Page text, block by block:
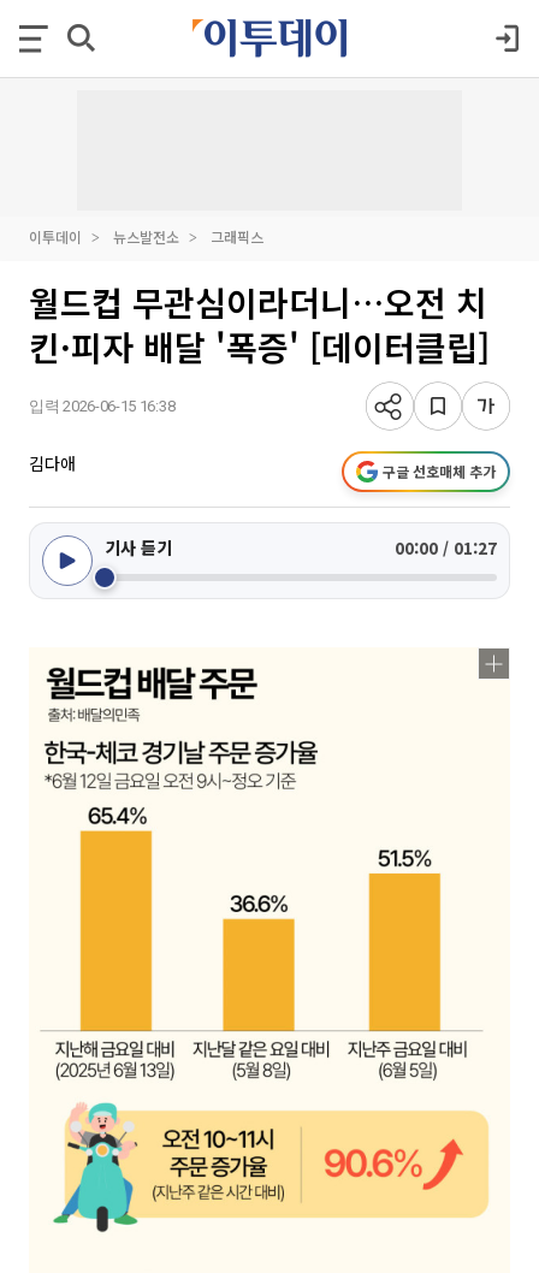
이투데이 뉴스발전소 그래픽스
월드컵 무관심이라더니…오전 치
킨·피자 배달 '폭증' [데이터클립]
입력 2026-06-15 16:38
김다애 구글 선호매체 추가
기사 듣기 00:00 / 01:27